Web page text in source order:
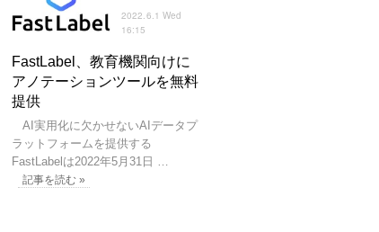
2022.6.1 Wed
16:15
FastLabel、教育機関向けに
アノテーションツールを無料
提供
AI実用化に欠かせないAIデータプ
ラットフォームを提供する
FastLabelは2022年5月31日 …
記事を読む »